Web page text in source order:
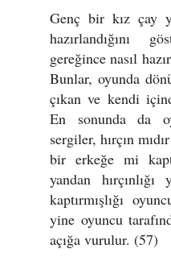
Genç bir kız çay
hazırlandığını
gereğince nasıl
Bunlar, oyunda
çıkan ve kendi
En sonunda da
sergiler, hırçın
bir erkeğe mi
yandan
kaptırmışlığı
yine oyuncu
açığa vurulur. (57)